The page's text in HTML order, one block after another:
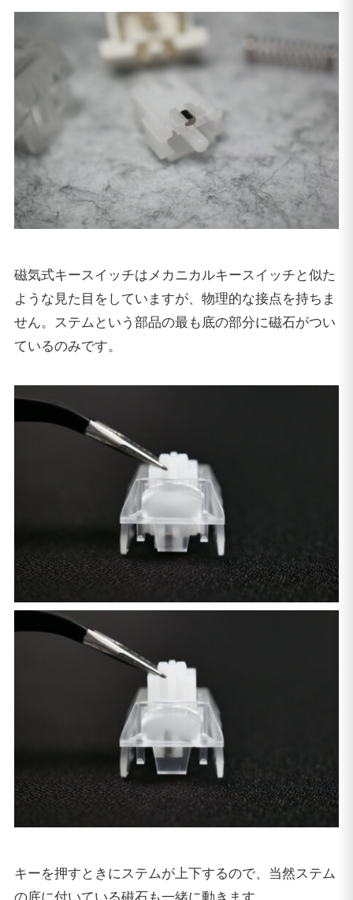
磁気式キースイッチはメカニカルキースイッチと似た
ような見た目をしていますが、物理的な接点を持ちま
せん。ステムという部品の最も底の部分に磁石がつい
ているのみです。
キーを押すときにステムが上下するので、当然ステム